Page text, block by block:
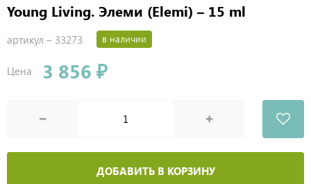
Young Living. Элеми (Elemi) – 15 ml
артикул – 33273 в наличии
Цена 3 856 ₽
ДОБАВИТЬ В КОРЗИНУ